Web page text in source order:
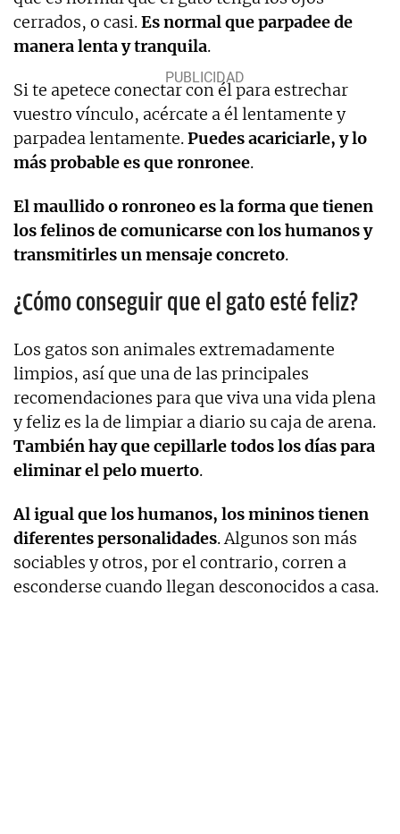
cerrados, o casi.Es normal que parpadee de
manera lenta y tranquila.
Si te apetece conectar con él para estrechar
vuestro vínculo, acércate a él lentamente y
parpadea lentamente.Puedes acariciarle, y lo
más probable es que ronronee.
El maullido o ronroneo es la forma que tienen
los felinos de comunicarse con los humanos y
transmitirles un mensaje concreto.
¿Cómo conseguir que el gato esté feliz?
Los gatos son animales extremadamente
limpios, así que una de las principales
recomendaciones para que viva una vida plena
y feliz es la de limpiar a diario su caja de arena.
También hay que cepillarle todos los días para
eliminar el pelo muerto.
Al igual que los humanos, los mininos tienen
diferentes personalidades. Algunos son más
sociables y otros, por el contrario, corren a
esconderse cuando llegan desconocidos a casa.